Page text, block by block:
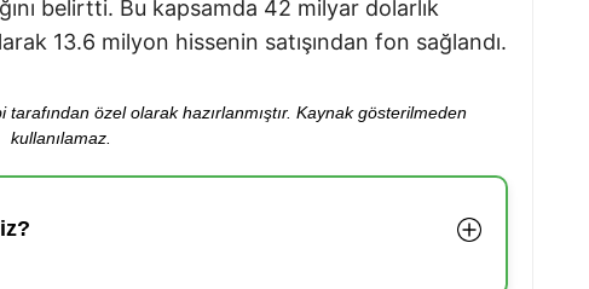
belirtti. Bu kapsamda 42 milyar dolarlık
13.6 milyon hissenin satışından fon sağlandı.
özel olarak hazırlanmıştır. Kaynak gösterilmeden
kullanılamaz.